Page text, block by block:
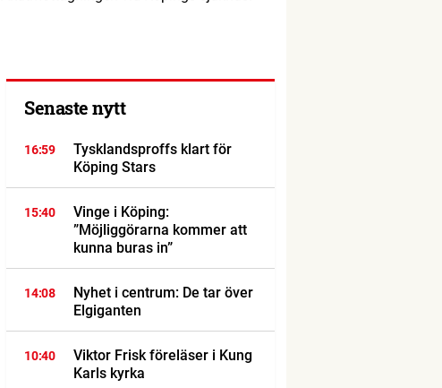
Senaste nytt
16:59
Tysklandsproffs klart för
Köping Stars
15:40
Vinge i Köping:
”Möjliggörarna kommer att
kunna buras in”
14:08
Nyhet i centrum: De tar över
Elgiganten
10:40
Viktor Frisk föreläser i Kung
Karls kyrka